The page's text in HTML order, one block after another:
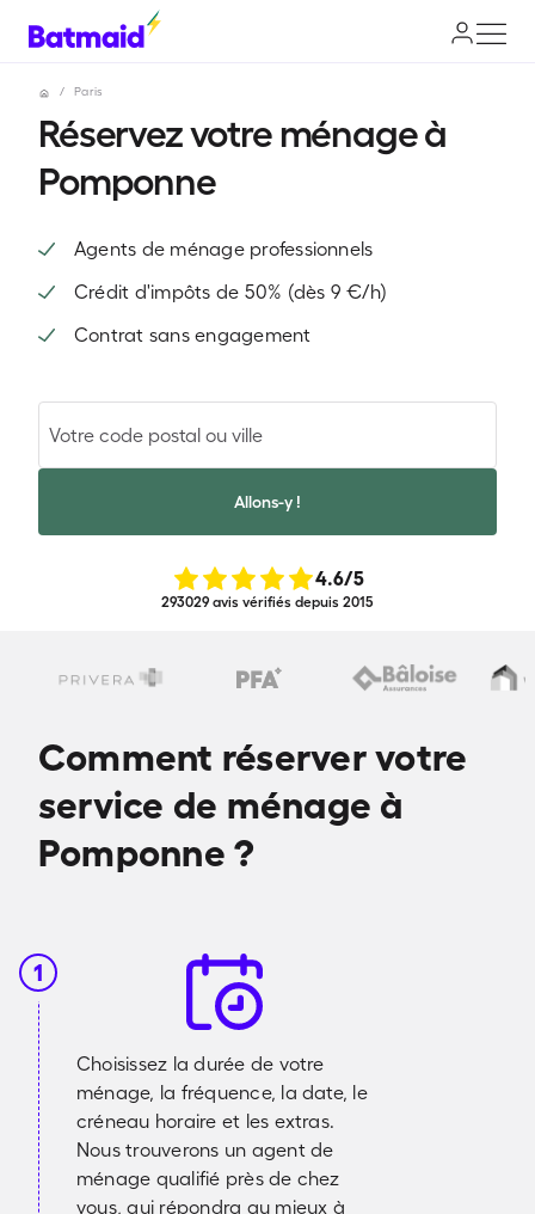
/ Paris
Réservez votre ménage à
Pomponne
Agents de ménage professionnels
Crédit d'impôts de 50% (dès 9 €/h)
Contrat sans engagement
Allons-y !
4.6/5
293029 avis vérifiés depuis 2015
Comment réserver votre
service de ménage à
Pomponne ?
1
Choisissez la durée de votre
ménage, la fréquence, la date, le
créneau horaire et les extras.
Nous trouverons un agent de
ménage qualifié près de chez
vous, qui répondra au mieux à